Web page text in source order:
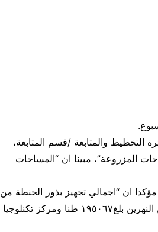
التخطيط والمتابعة /قسم المتابعة،
المزروعة”، مبينا ان “المساحات
المزروعة بمحصول الشعير بلغت ٥٧٤٣٥٦دونما”، مؤكدا ان “اجمالي تجهيز بذور الحنطة من
الشركات بلغ٢٤٢٠٧٣ طنا منها الشركة العراقية ٤٤٩٣٤ طنا وشركة مابين النهرين بلغ١٩٥٠٦٧ طنا ومركز تكنلوجيا